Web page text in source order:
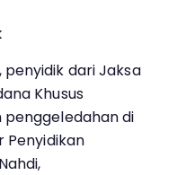
dari Jaksa
Khusus
di
Penyidikan